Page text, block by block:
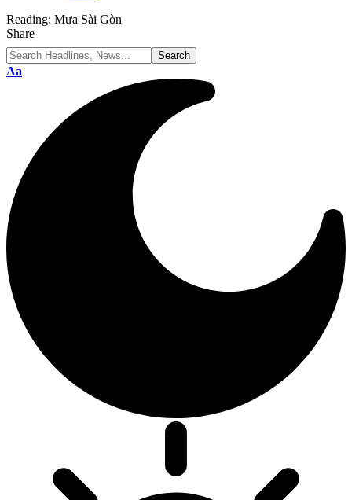
Reading: Mưa Sài Gòn
Share
Font
Aa